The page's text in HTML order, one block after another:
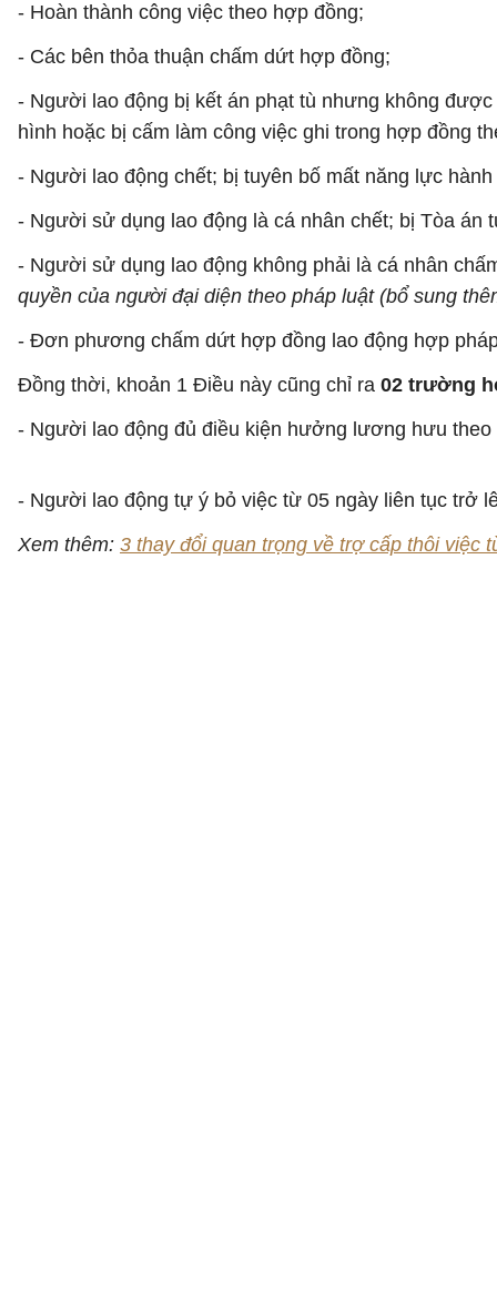
- Hoàn thành công việc theo hợp đồng;
- Các bên thỏa thuận chấm dứt hợp đồng;
- Người lao động bị kết án phạt tù nhưng không
hình hoặc bị cấm làm công việc ghi trong hợp đồng
- Người lao động chết; bị tuyên bố mất năng lực
- Người sử dụng lao động là cá nhân chết; bị Tòa án
- Người sử dụng lao động không phải là cá nhân
quyền của người đại diện theo pháp luật (bổ sung
- Đơn phương chấm dứt hợp đồng lao động hợp
Đồng thời, khoản 1 Điều này cũng chỉ ra 02 trường
- Người lao động đủ điều kiện hưởng lương hưu theo
- Người lao động tự ý bỏ việc từ 05 ngày liên tục trở
Xem thêm: 3 thay đổi quan trọng về trợ cấp thôi việc